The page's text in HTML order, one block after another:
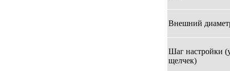
Внешний
Шаг настройки
щелчек)